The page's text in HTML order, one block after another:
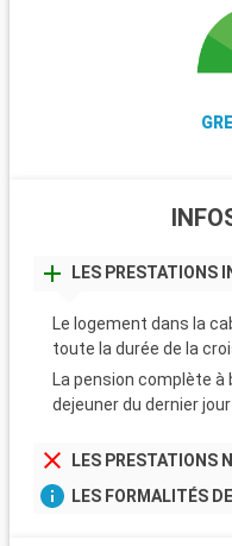
LES PRESTATIONS
Le logement dans la
toute la durée de la
La pension complète à
dejeuner du dernier
LES PRESTATIONS
LES FORMALITÉS